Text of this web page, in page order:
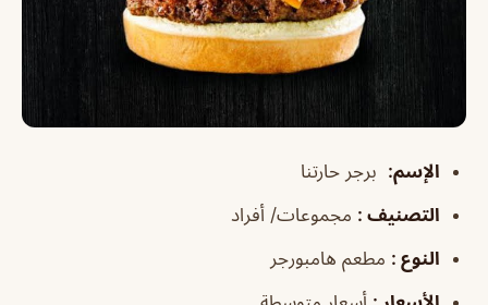
الإسم: برجر حارتنا
التصنيف : مجموعات/ أفراد
النوع : مطعم هامبورجر